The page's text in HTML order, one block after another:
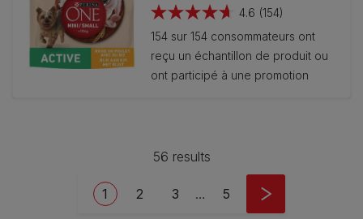
4.6 (154)
4.6
sur
5
étoiles.
154 sur 154 consommateurs ont
reçu un échantillon de produit ou
ont participé à une promotion
56 results
Current page
1 Page
2 Page
3 … Last page
5